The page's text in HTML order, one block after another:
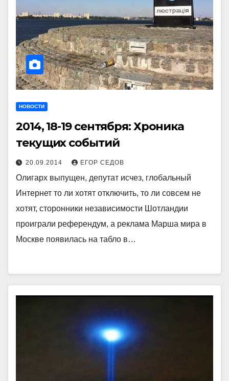
НОВОСТИ
2014, 18-19 сентября: Хроника
текущих событий
20.09.2014 ЕГОР СЕДОВ
Олигарх выпущен, депутат исчез, глобальный
Интернет то ли хотят отключить, то ли совсем не
хотят, сторонники независимости Шотландии
проиграли референдум, а реклама Марша мира в
Москве появилась на табло в…